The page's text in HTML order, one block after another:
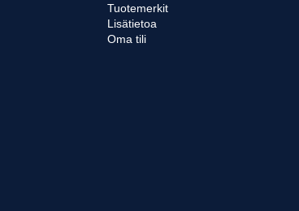
Tuotemerkit
Lisätietoa
Oma tili